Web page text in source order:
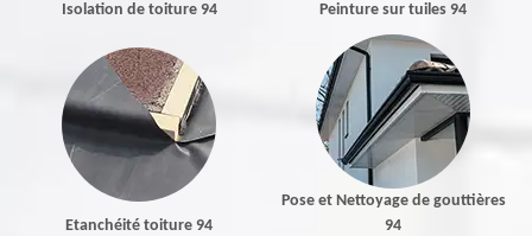
Isolation de toiture 94 Peinture sur tuiles 94
Etanchéité toiture 94
Pose et Nettoyage de gouttières
94